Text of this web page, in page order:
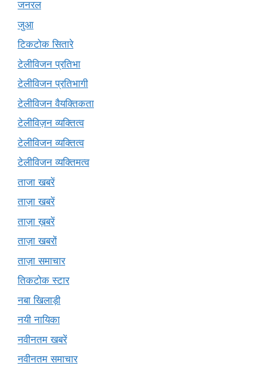
जनरल
जुआ
टिकटोक सितारे
टेलीविजन प्रतिभा
टेलीविजन प्रतिभागी
टेलीविजन वैयक्तिकता
टेलीविज़न व्यक्तित्व
टेलीविजन व्यक्तित्व
टेलीविजन व्यक्तिमत्व
ताजा खबरें
ताज़ा खबरें
ताज़ा ख़बरें
ताज़ा खबरों
ताज़ा समाचार
तिकटोक स्टार
नबा खिलाड़ी
नयी नायिका
नवीनतम खबरें
नवीनतम समाचार